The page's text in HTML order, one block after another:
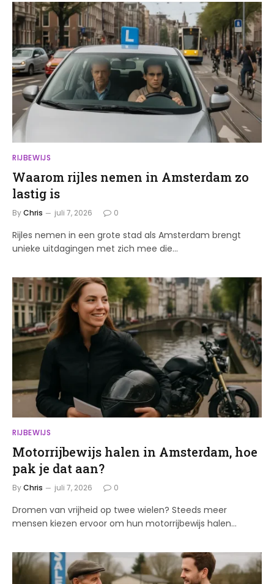
RIJBEWIJS
Waarom rijles nemen in Amsterdam zo
lastig is
ByChris juli 7, 2026 0
Rijles nemen in een grote stad als Amsterdam brengt
unieke uitdagingen met zich mee die…
RIJBEWIJS
Motorrijbewijs halen in Amsterdam, hoe
pak je dat aan?
ByChris juli 7, 2026 0
Dromen van vrijheid op twee wielen? Steeds meer
mensen kiezen ervoor om hun motorrijbewijs halen…